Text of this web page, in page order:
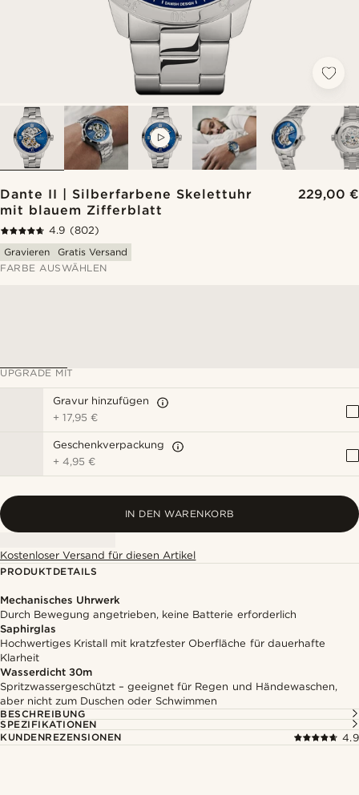
Dante II | Silberfarbene Skelettuhr
mit blauem Zifferblatt
229,00 €
4.9 (802)
Gravieren
Gratis Versand
FARBE AUSWÄHLEN
UPGRADE MIT
Gravur hinzufügen
+17,95 €
Geschenkverpackung
+4,95 €
IN DEN WARENKORB
Kostenloser Versand für diesen Artikel
PRODUKTDETAILS
Mechanisches Uhrwerk
Durch Bewegung angetrieben, keine Batterie erforderlich
Saphirglas
Hochwertiges Kristall mit kratzfester Oberfläche für dauerhafte
Klarheit
Wasserdicht 30m
Spritzwassergeschützt – geeignet für Regen und Händewaschen,
aber nicht zum Duschen oder Schwimmen
BESCHREIBUNG
SPEZIFIKATIONEN
KUNDENREZENSIONEN
4.9